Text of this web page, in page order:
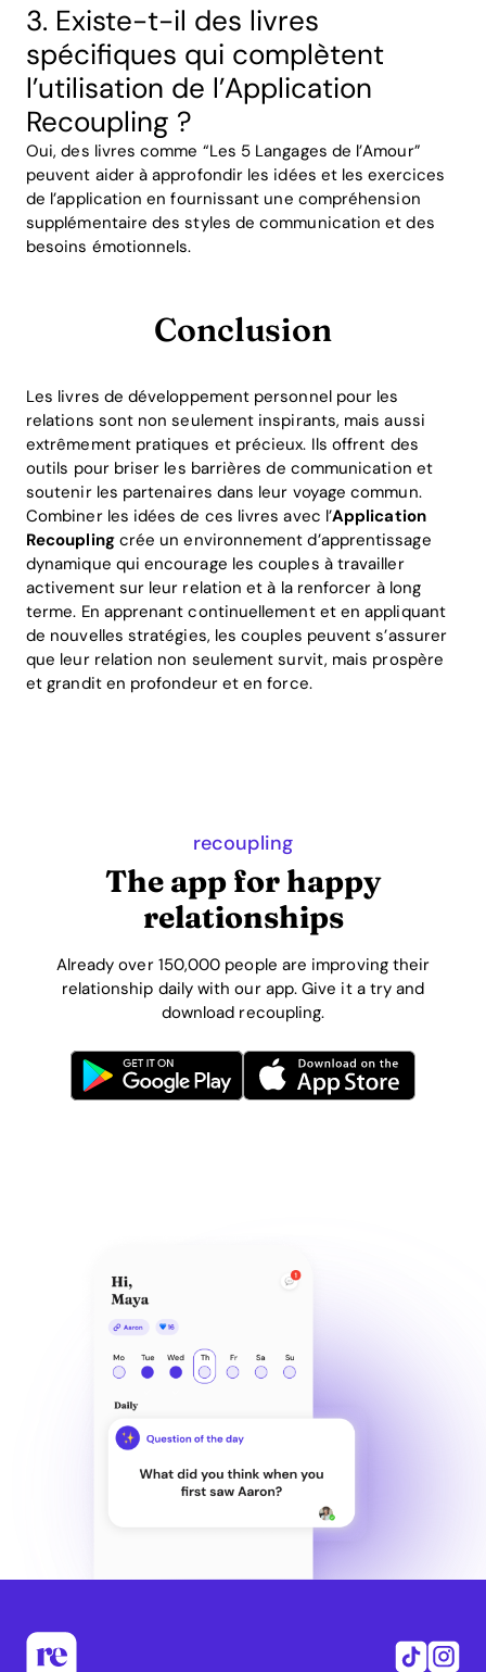
3. Existe-t-il des livres
spécifiques qui complètent
l’utilisation de l’Application
Recoupling ?
Oui, des livres comme “Les 5 Langages de l’Amour”
peuvent aider à approfondir les idées et les exercices
de l’application en fournissant une compréhension
supplémentaire des styles de communication et des
besoins émotionnels.
Conclusion
Les livres de développement personnel pour les
relations sont non seulement inspirants, mais aussi
extrêmement pratiques et précieux. Ils offrent des
outils pour briser les barrières de communication et
soutenir les partenaires dans leur voyage commun.
Combiner les idées de ces livres avec l’Application
Recouplingcrée un environnement d’apprentissage
dynamique qui encourage les couples à travailler
activement sur leur relation et à la renforcer à long
terme. En apprenant continuellement et en appliquant
de nouvelles stratégies, les couples peuvent s’assurer
que leur relation non seulement survit, mais prospère
et grandit en profondeur et en force.
recoupling
The app for happy
relationships
Already over 150,000 people are improving their
relationship daily with our app. Give it a try and
download recoupling.